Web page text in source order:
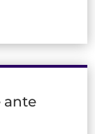
ante